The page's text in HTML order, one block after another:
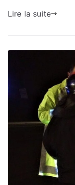
Lire la suite